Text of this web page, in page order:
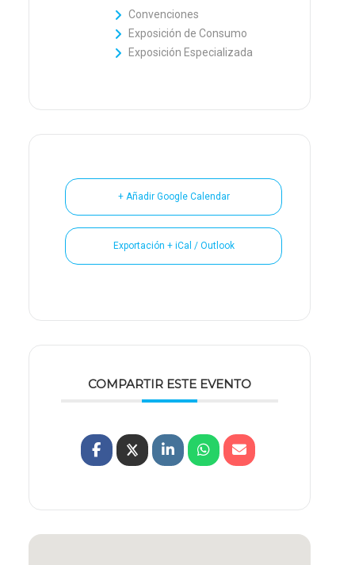
Convenciones
Exposición de Consumo
Exposición Especializada
+ Añadir Google Calendar
Exportación + iCal / Outlook
COMPARTIR ESTE EVENTO